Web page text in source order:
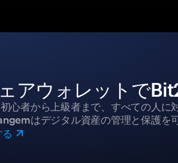
アウォレットで
心者から上級者まで、すべての人に
はデジタル資産の管理と保護を